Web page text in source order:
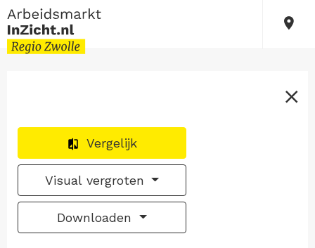
Vergelijk
Visual vergroten
Downloaden